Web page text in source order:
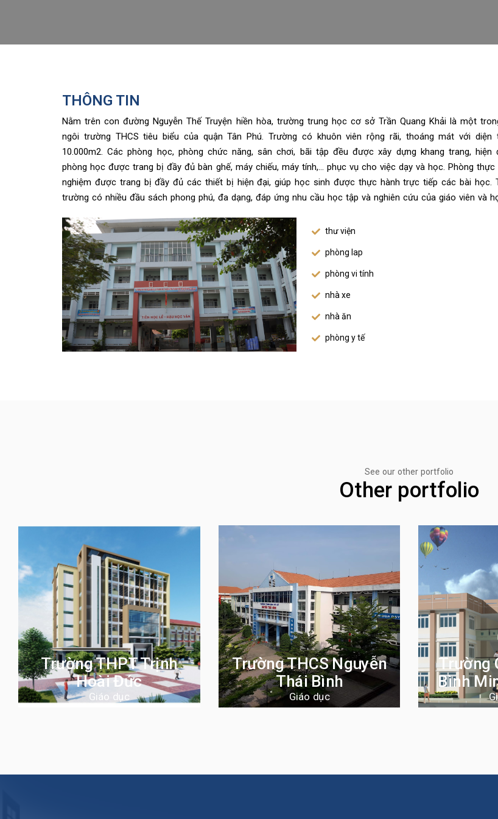
THÔNG TIN
Nằm trên con đường Nguyễn Thế Truyện hiền hòa, trường trung học cơ sở Trần Quang Khải là một
ngôi trường THCS tiêu biểu của quận Tân Phú. Trường có khuôn viên rộng rãi, thoáng mát với diện
10.000m2. Các phòng học, phòng chức năng, sân chơi, bãi tập đều được xây dựng khang trang, hiện
phòng học được trang bị đầy đủ bàn ghế, máy chiếu, máy tính,… phục vụ cho việc dạy và học. Phòng thực
nghiệm được trang bị đầy đủ các thiết bị hiện đại, giúp học sinh được thực hành trực tiếp các bài học.
trường có nhiều đầu sách phong phú, đa dạng, đáp ứng nhu cầu học tập và nghiên cứu của giáo viên và
thư viện
phòng lap
phòng vi tính
nhà xe
nhà ăn
phòng y tế
See our other portfolio
Other portfolio
Trường THPT Trịnh
Hoài Đức
Giáo dục
Trường THCS Nguyễn
Thái Bình
Giáo dục
Trường
Bình